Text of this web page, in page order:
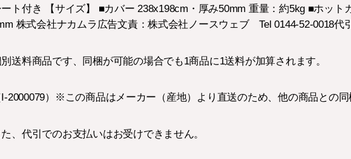
ート付き 【サイズ】 ■カバー 238x198cm・厚み50mm 重量：約5kg ■ホット
株式会社ナカムラ広告文責：株式会社ノースウェブ Tel 0144-52-0018代
送料商品です、同梱が可能の場合でも1商品に1送料が加算されます。
I-2000079）※この商品はメーカー（産地）より直送のため、他の商品との同
た、代引でのお支払いはお受けできません。